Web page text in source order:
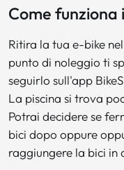
Come funziona
Ritira la tua e-bike
punto di noleggio ti
seguirlo sull'app
La piscina si trova
Potrai decidere se
bici dopo oppure
raggiungere la bici in